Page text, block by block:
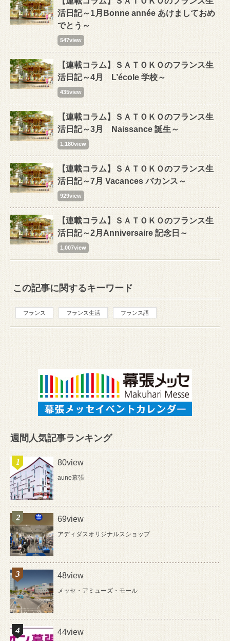
活日記～1月Bonne année あけましておめ
でとう～
547view
【連載コラム】ＳＡＴＯＫＯのフランス生
活日記～4月 L’école 学校～
435view
【連載コラム】ＳＡＴＯＫＯのフランス生
活日記～3月 Naissance 誕生～
1,180view
【連載コラム】ＳＡＴＯＫＯのフランス生
活日記～7月 Vacances バカンス～
929view
【連載コラム】ＳＡＴＯＫＯのフランス生
活日記～2月Anniversaire 記念日～
1,007view
この記事に関するキーワード
フランス フランス生活 フランス語
週間人気記事ランキング
80view
aune幕張
69view
アディダスオリジナルスショップ
48view
メッセ・アミューズ・モール
44view